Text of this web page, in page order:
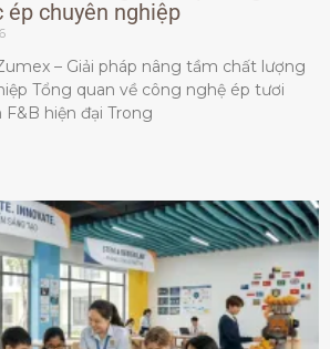
chuyên nghiệp
– Giải pháp nâng tầm chất lượng
Tổng quan về công nghệ ép tươi
hiện đại Trong